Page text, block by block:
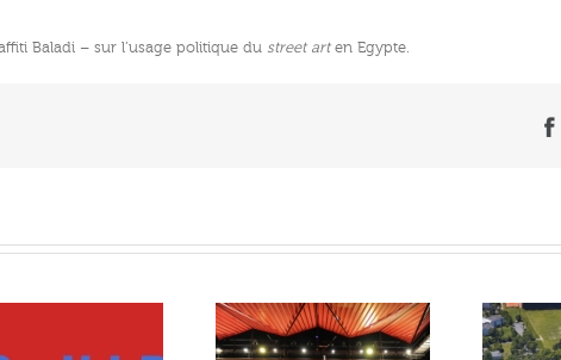
Baladi – sur l’usage politique du street arten Egypte.